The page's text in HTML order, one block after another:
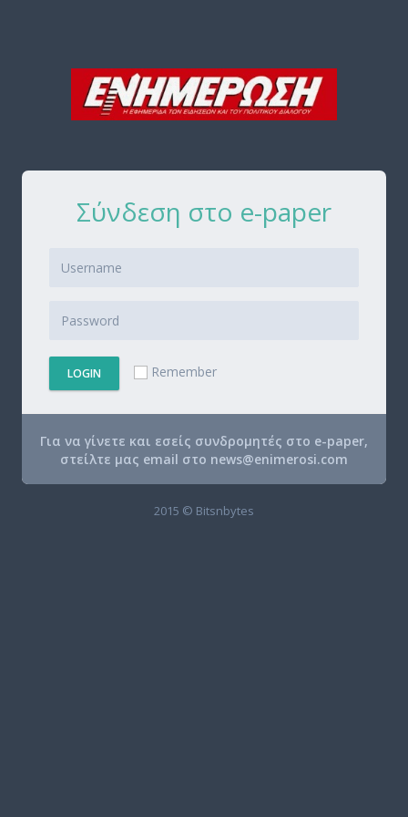
Σύνδεση στο e-paper
LOGIN Remember
Για να γίνετε και εσείς συνδρομητές στο e-paper,
στείλτε μας email στο news@enimerosi.com
2015 © Bitsnbytes